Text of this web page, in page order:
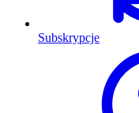
Subskrypcje